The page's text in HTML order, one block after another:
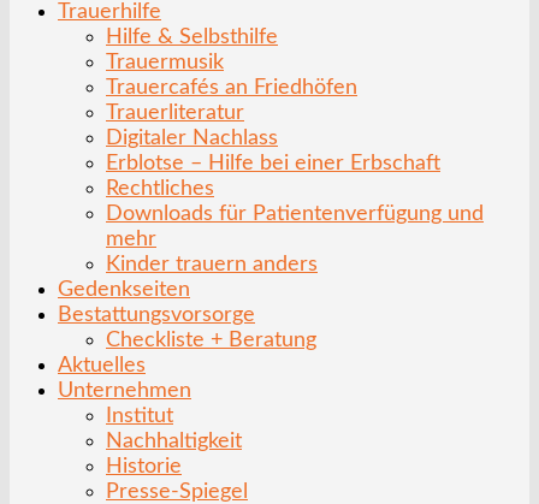
Trauerhilfe
Hilfe & Selbsthilfe
Trauermusik
Trauercafés an Friedhöfen
Trauerliteratur
Digitaler Nachlass
Erblotse – Hilfe bei einer Erbschaft
Rechtliches
Downloads für Patientenverfügung und
mehr
Kinder trauern anders
Gedenkseiten
Bestattungsvorsorge
Checkliste + Beratung
Aktuelles
Unternehmen
Institut
Nachhaltigkeit
Historie
Presse-Spiegel